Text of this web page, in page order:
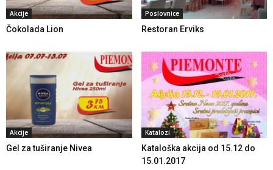
Akcije
Čokolada Lion
Poslovnice
Restoran Erviks
Akcije
Gel za tuširanje Nivea
Katalozi
Kataloška akcija od 15.12 do
15.01.2017